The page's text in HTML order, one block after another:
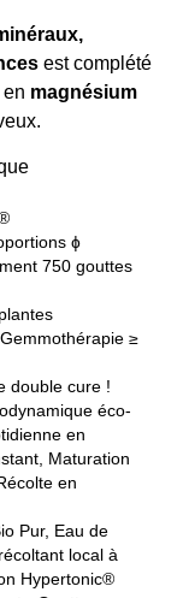
est complété
magnésium
ɸ
750 gouttes
≥
double cure !
éco-
en
Maturation
en
Pur, Eau de
local à
Hypertonic®